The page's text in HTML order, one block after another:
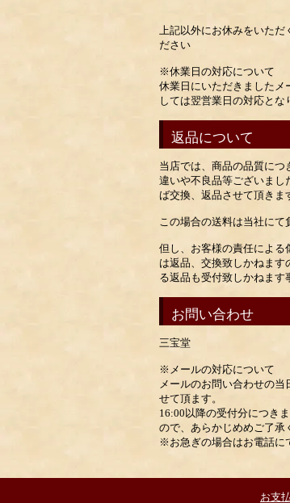
上記以外にお休みをいただ
ださい
※休業日の対応について
休業日にいただきましたメ
しては翌営業日の対応とな
返品について
当店では、商品の品質に
違いや不良品等ございまし
ば交換、返品させて頂きま
この場合の送料は当社にて
但し、お客様の責任による
は返品、交換致しかねます
る返品も受付致しかねます
お問い合わせ
三宝堂
※メールの対応について
メールのお問い合わせの
せて頂ます。
16:00以降の受付分につき
ので、あらかじめめご了承
※お急ぎの場合はお電話に
お支